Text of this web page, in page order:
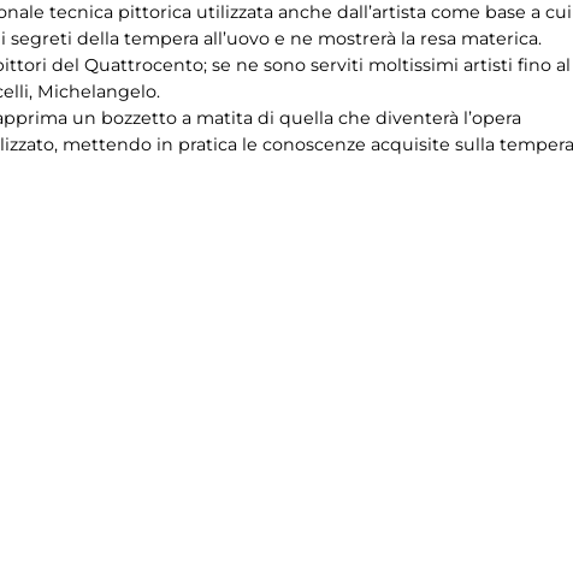
tecnica pittorica utilizzata anche dall’artista come base a cui
della tempera all’uovo e ne mostrerà la resa materica.
del Quattrocento; se ne sono serviti moltissimi artisti fino al
Michelangelo.
un bozzetto a matita di quella che diventerà l’opera
mettendo in pratica le conoscenze acquisite sulla